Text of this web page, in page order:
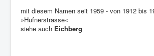
mit diesem Namen seit 1959 - von 1912 bis
»Hufnerstrasse«
siehe auch Eichberg